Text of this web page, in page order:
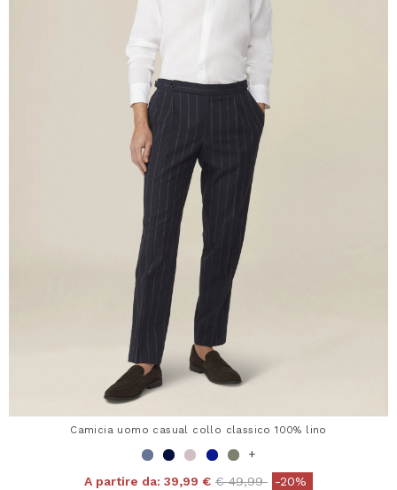
Camicia uomo casual collo classico 100% lino
+
A partire da: 39,99 € Price reduced from
€ 49,99to-20%